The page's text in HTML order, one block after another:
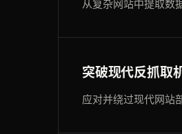
从复杂网站中提取数
突破现代反抓取
应对并绕过现代网站